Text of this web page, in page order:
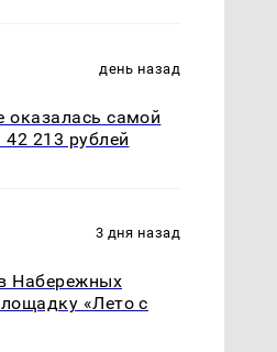
день назад
оказалась самой
213 рублей
3 дня назад
Набережных
«Лето с